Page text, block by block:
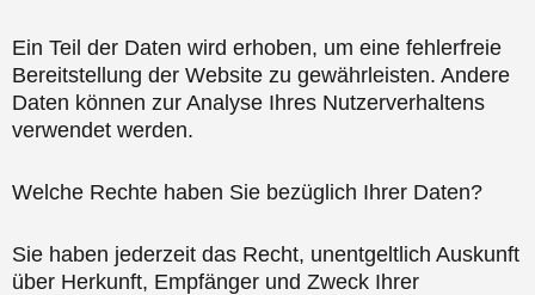
Ein Teil der Daten wird erhoben, um eine fehlerfreie
Bereitstellung der Website zu gewährleisten. Andere
Daten können zur Analyse Ihres Nutzerverhaltens
verwendet werden.
Welche Rechte haben Sie bezüglich Ihrer Daten?
Sie haben jederzeit das Recht, unentgeltlich Auskunft
über Herkunft, Empfänger und Zweck Ihrer